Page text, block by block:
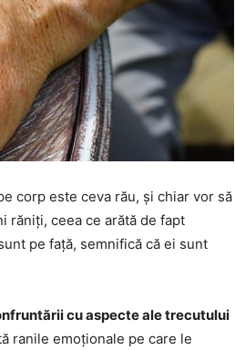
corp este ceva rău, și chiar vor să
răniți, ceea ce arătă de fapt
pe față, semnifică că ei sunt
cu aspecte ale trecutului
ranile emoționale pe care le